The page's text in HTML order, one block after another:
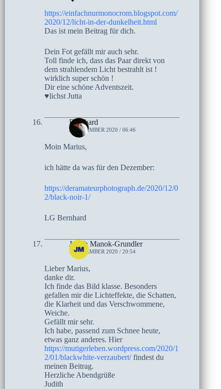
https://einfachnurmonocrom.blogspot.com/
2020/12/licht-in-der-dunkelheit.html
Das ist mein Beitrag für dich.
Dein Fot gefällt mir auch sehr.
Toll finde ich, dass das Paar direkt von
dem strahlendem Licht bestrahlt ist !
wirklich super schön !
Dir eine schöne Adventszeit.
♥lichst Jutta
Bernhard
2. DEZEMBER 2020 / 06:46
Moin Marius,
ich hätte da was für den Dezember:
https://deramateurphotograph.de/2020/12/0
2/black-noir-1/
LG Bernhard
Judith Manok-Grundler
1. DEZEMBER 2020 / 20:54
Lieber Marius,
danke dir.
Ich finde das Bild klasse. Besonders
gefallen mir die Lichteffekte, die Schatten,
die Klarheit und das Verschwommene,
Weiche.
Gefällt mir sehr.
Ich habe, passend zum Schnee heute,
etwas ganz anderes. Hier
https://mutigerleben.wordpress.com/2020/1
2/01/blackwhite-verzaubert/findest du
meinen Beitrag.
Herzliche Abendgrüße
Judith